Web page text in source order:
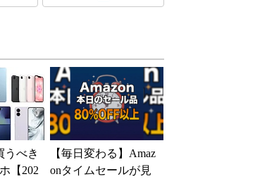
うべき
【202
【毎日変わる】Amaz
onタイムセールが見